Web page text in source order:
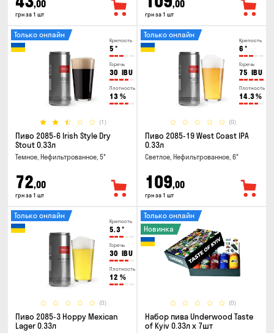
,00
грн за 1 шт
,00
грн за 1 шт
Крепость
5 °
Горечь
30 IBU
Плотность
13 %
(1)
Только онлайн
Пиво 2085-6 Irish Style Dry
Stout 0.33л
Темное, Нефильтрованное, 5°
72,00
грн за 1 шт
Крепость
6 °
Горечь
75 IBU
Плотность
14.3%
(0)
Только онлайн
Пиво 2085-19 West Coast IPA
0.33л
Светлое, Нефильтрованное, 6°
109,00
грн за 1 шт
Крепость
5.3°
Горечь
30 IBU
Плотность
12 %
(0)
Только онлайн
Пиво 2085-3 Hoppy Mexican
Lager 0.33л
(0)
Только онлайн
Новинка
Набор пива Underwood Taste
of Kyiv 0.33л x 7шт